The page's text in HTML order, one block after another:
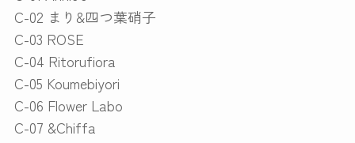
C-02 まり&四つ葉硝子
C-03 ROSE
C-04 Ritorufiora
C-05 Koumebiyori
C-06 Flower Labo
C-07 &Chiffa